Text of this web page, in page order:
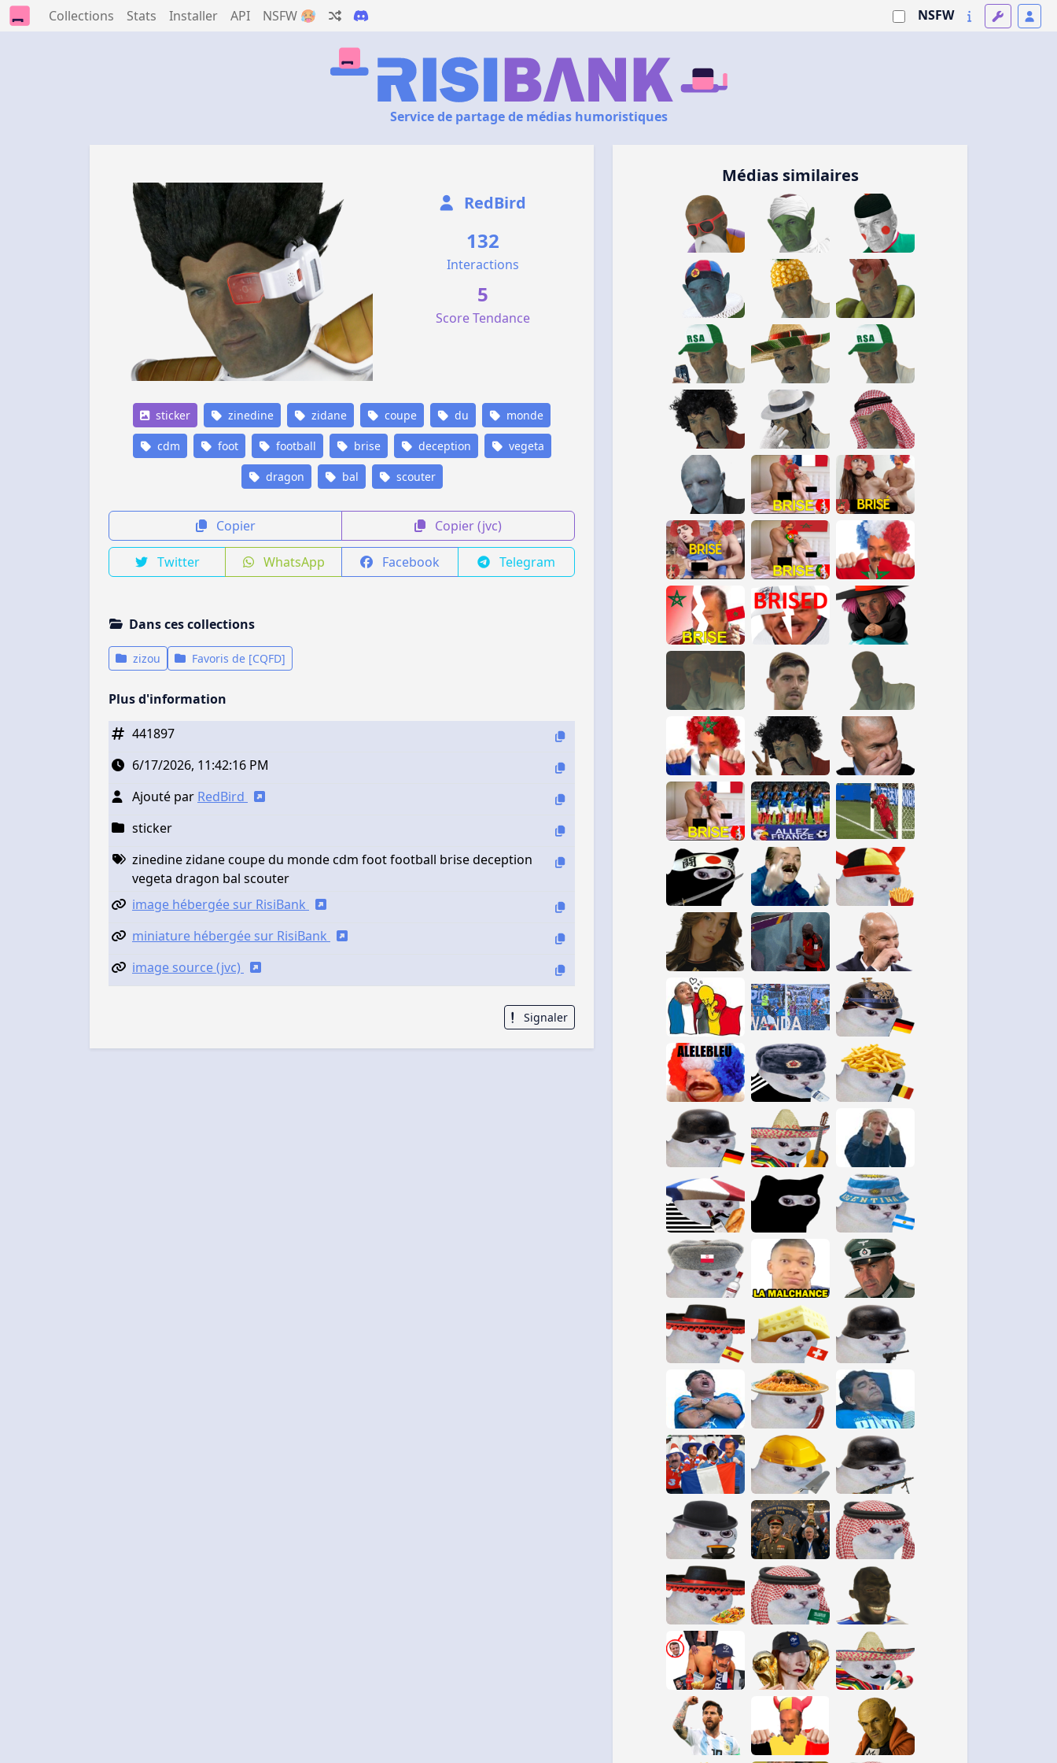
Collections Stats Installer API NSFW 🥵 NSFW
Service de partage de médias humoristiques
RedBird
132
Interactions
5
Score Tendance
sticker zinedine zidane coupe du monde
cdm foot football brise deception vegeta
dragon bal scouter
Copier Copier (jvc)
Twitter WhatsApp Facebook Telegram
Dans ces collections
zizou Favoris de [CQFD]
Plus d'information
441897
6/17/2026, 11:42:16 PM
Ajouté par RedBird
sticker
zinedine zidane coupe du monde cdm foot football brise deception
vegeta dragon bal scouter
image hébergée sur RisiBank
miniature hébergée sur RisiBank
image source (jvc)
Signaler
Médias similaires